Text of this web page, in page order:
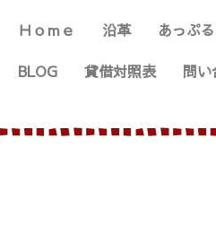
Ｈｏｍｅ 沿革 あっぷ
BLOG 貸借対照表 問い